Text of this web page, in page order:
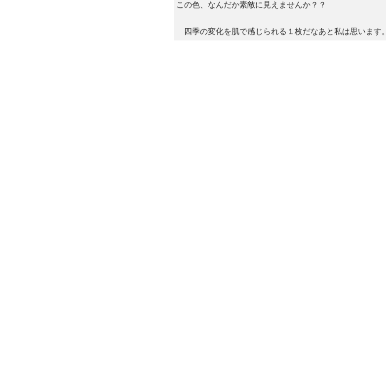
この色、なんだか素敵に見えませんか？？
四季の変化を肌で感じられる１枚だなあと私は思います。